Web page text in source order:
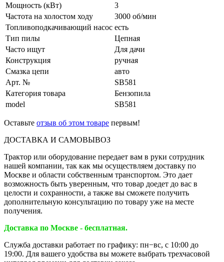
Мощность (кВт)
3
Частота на холостом ходу
3000 об/мин
Топливоподкачивающий насос есть
Тип пилы
Цепная
Часто ищут
Для дачи
Конструкция
ручная
Смазка цепи
авто
Арт. №
SB581
Категория товара
Бензопила
model
SB581
Оставьте отзыв об этом товаре первым!
ДОСТАВКА И САМОВЫВОЗ
Трактор или оборудование передает вам в руки сотрудник
нашей компании, так как мы осуществляем доставку по
Москве и области собственным транспортом. Это дает
возможность быть уверенным, что товар доедет до вас в
целости и сохранности, а также вы сможете получить
дополнительную консультацию по товару уже на месте
получения.
Доставка по Москве - бесплатная.
Служба доставки работает по графику: пн−вс, с 10:00 до
19:00. Для вашего удобства вы можете выбрать трехчасовой